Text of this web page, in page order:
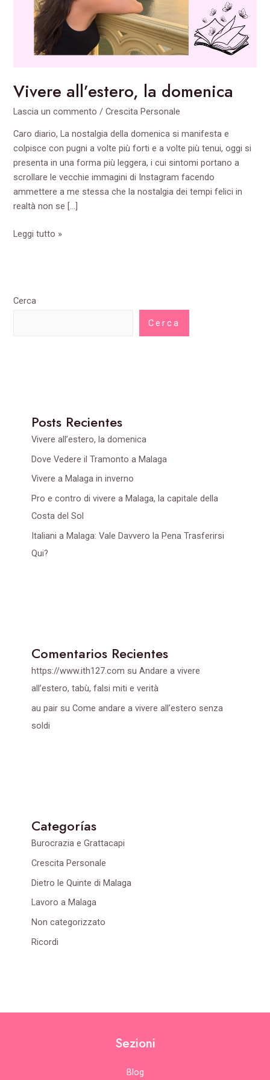
Vivere all’estero, la domenica
Lascia un commento /Crescita Personale
Caro diario, La nostalgia della domenica si manifesta e
colpisce con pugni a volte più forti e a volte più tenui, oggi si
presenta in una forma più leggera, i cui sintomi portano a
scrollare le vecchie immagini di Instagram facendo
ammettere a me stessa che la nostalgia dei tempi felici in
realtà non se […]
Leggi tutto »
Cerca
Cerca
Posts Recientes
Vivere all’estero, la domenica
Dove Vedere il Tramonto a Malaga
Vivere a Malaga in inverno
Pro e contro di vivere a Malaga, la capitale della
Costa del Sol
Italiani a Malaga: Vale Davvero la Pena Trasferirsi
Qui?
Comentarios Recientes
https://www.ith127.com su Andare a vivere
all’estero, tabù, falsi miti e verità
au pairsu Come andare a vivere all’estero senza
soldi
Categorías
Burocrazia e Grattacapi
Crescita Personale
Dietro le Quinte di Malaga
Lavoro a Malaga
Non categorizzato
Ricordi
Sezioni
Blog